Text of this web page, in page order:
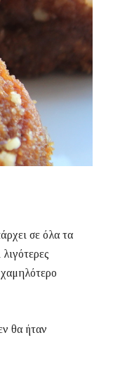
σε όλα τα
θα ήταν